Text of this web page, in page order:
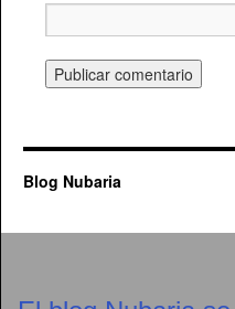
Blog Nubaria